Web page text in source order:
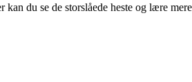
du se de storslåede heste og lære mere